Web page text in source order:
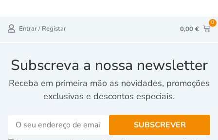
Entrar / Registar 0,00 €
0
Subscreva a nossa newsletter
Receba em primeira mão as novidades, promoções
exclusivas e descontos especiais.